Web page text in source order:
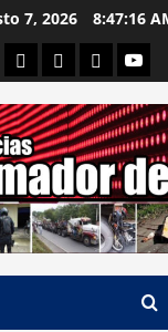
7, 2026 8:47:17
Departamental
NacionalesCanal